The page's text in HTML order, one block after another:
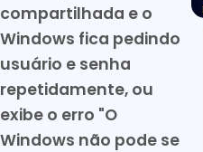
compartilhada e o
Windows fica pedindo
usuário e senha
repetidamente, ou
exibe o erro "O
Windows não pode se